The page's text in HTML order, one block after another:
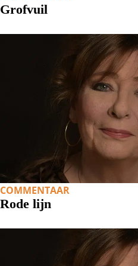
Grofvuil
COMMENTAAR
Rode lijn